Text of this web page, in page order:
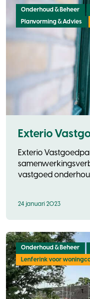
Onderhoud & Beheer
Planvorming & Advies
Exterio
Exterio
vastgoed
24 januari 2023
Onderhoud & Beheer
Lenferink voor